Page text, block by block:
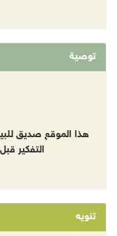
توصية
هذا الموقع صديق
التفكير
تنويه